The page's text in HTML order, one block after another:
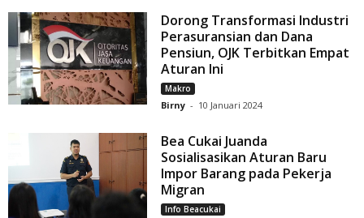
Dorong Transformasi Industri
Perasuransian dan Dana
Pensiun, OJK Terbitkan Empat
Aturan Ini
Makro
Birny - 10 Januari 2024
Bea Cukai Juanda
Sosialisasikan Aturan Baru
Impor Barang pada Pekerja
Migran
Info Beacukai